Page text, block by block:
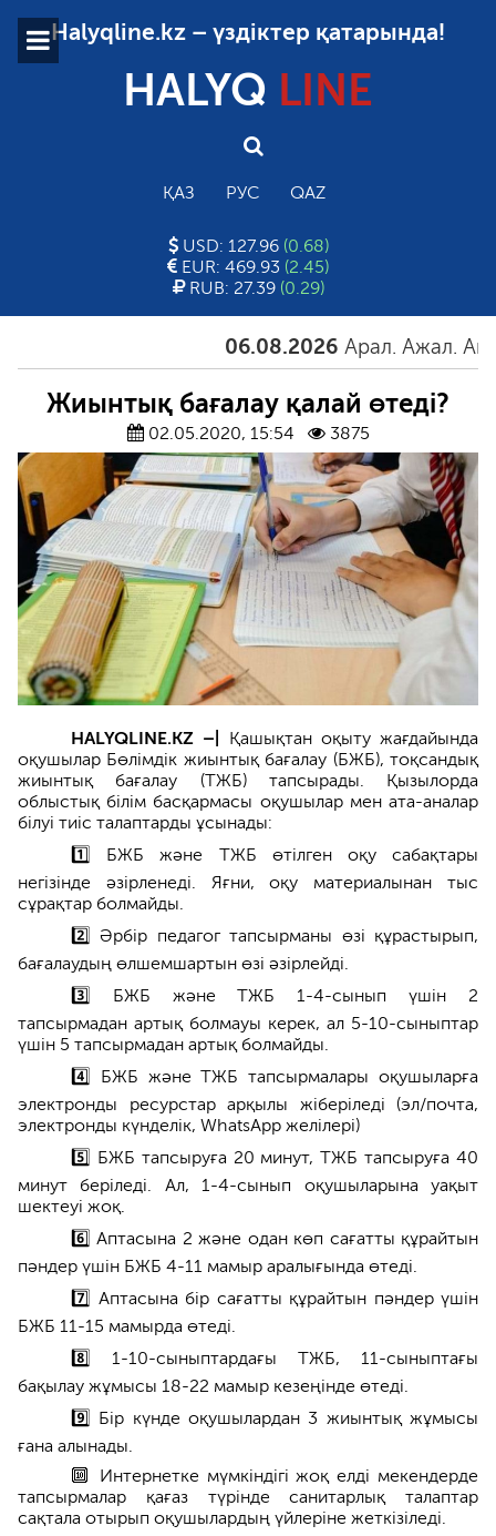
Halyqline.kz – үздіктер қатарында!
HALYQ LINE
ҚАЗ РУС QAZ
USD: 127.96 (0.68)
EUR: 469.93 (2.45)
RUB: 27.39 (0.29)
06.08.2026 Арал. Ажал. Айғақ
Жиынтық бағалау қалай өтеді?
02.05.2020, 15:54 3875
HALYQLINE.KZ –| Қашықтан оқыту жағдайында
оқушылар Бөлімдік жиынтық бағалау (БЖБ), тоқсандық
жиынтық бағалау (ТЖБ) тапсырады. Қызылорда
облыстық білім басқармасы оқушылар мен ата-аналар
білуі тиіс талаптарды ұсынады:
1️⃣ БЖБ және ТЖБ өтілген оқу сабақтары
негізінде әзірленеді. Яғни, оқу материалынан тыс
сұрақтар болмайды.
2️⃣ Әрбір педагог тапсырманы өзі құрастырып,
бағалаудың өлшемшартын өзі әзірлейді.
3️⃣ БЖБ және ТЖБ 1-4-сынып үшін 2
тапсырмадан артық болмауы керек, ал 5-10-сыныптар
үшін 5 тапсырмадан артық болмайды.
4️⃣ БЖБ және ТЖБ тапсырмалары оқушыларға
электронды ресурстар арқылы жіберіледі (эл/почта,
электронды күнделік, WhatsApp желілері)
5️⃣ БЖБ тапсыруға 20 минут, ТЖБ тапсыруға 40
минут беріледі. Ал, 1-4-сынып оқушыларына уақыт
шектеуі жоқ.
6️⃣ Аптасына 2 және одан көп сағатты құрайтын
пәндер үшін БЖБ 4-11 мамыр аралығында өтеді.
7️⃣ Аптасына бір сағатты құрайтын пәндер үшін
БЖБ 11-15 мамырда өтеді.
8️⃣ 1-10-сыныптардағы ТЖБ, 11-сыныптағы
бақылау жұмысы 18-22 мамыр кезеңінде өтеді.
9️⃣ Бір күнде оқушылардан 3 жиынтық жұмысы
ғана алынады.
🔟 Интернетке мүмкіндігі жоқ елді мекендерде
тапсырмалар қағаз түрінде санитарлық талаптар
сақтала отырып оқушылардың үйлеріне жеткізіледі.